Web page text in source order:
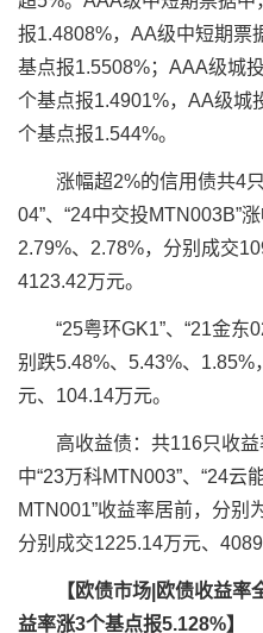
报1.4808%，AA级中短期票
基点报1.5508%；AAA级城
个基点报1.4901%，AA级城
个基点报1.544%。
涨幅超2%的信用债共4只
04”、“24中交投MTN003B”
2.79%、2.78%，分别成交
4123.42万元。
“25粤环GK1”、“21金东
别跌5.48%、5.43%、
元、104.14万元。
高收益债：共116只收益
中“23万科MTN003”、“24云
MTN001”收益率居前，分别
分别成交1225.14万元、
【欧债市场|欧债收益
益率涨3个基点报5.128%】